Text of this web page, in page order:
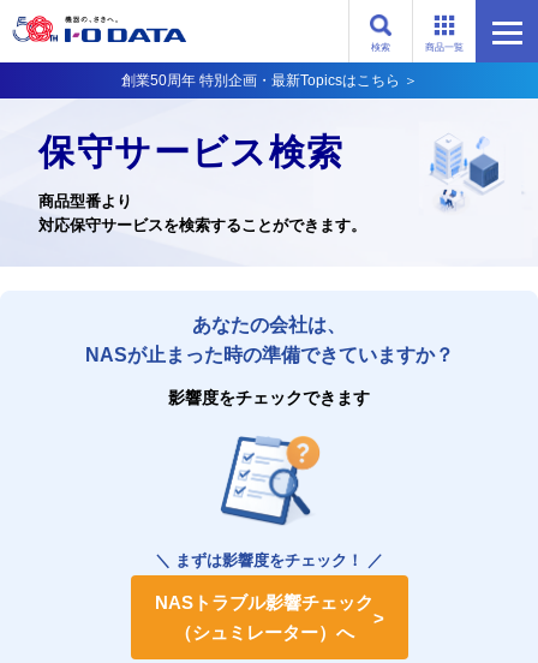
商品一覧
検索
創業50周年 特別企画・最新Topicsはこちら ＞
保守サービス検索
商品型番より
対応保守サービスを検索することができます。
あなたの会社は、
NASが止まった時の準備できていますか？
影響度をチェックできます
＼ まずは影響度をチェック！ ／
NASトラブル影響チェック
（シュミレーター）へ